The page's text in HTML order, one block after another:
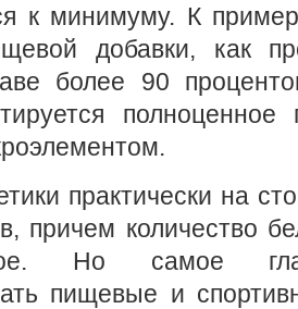
к минимуму. К
добавки, как
более 90
полноценное
практически на
причем количество
Но самое
пищевые и